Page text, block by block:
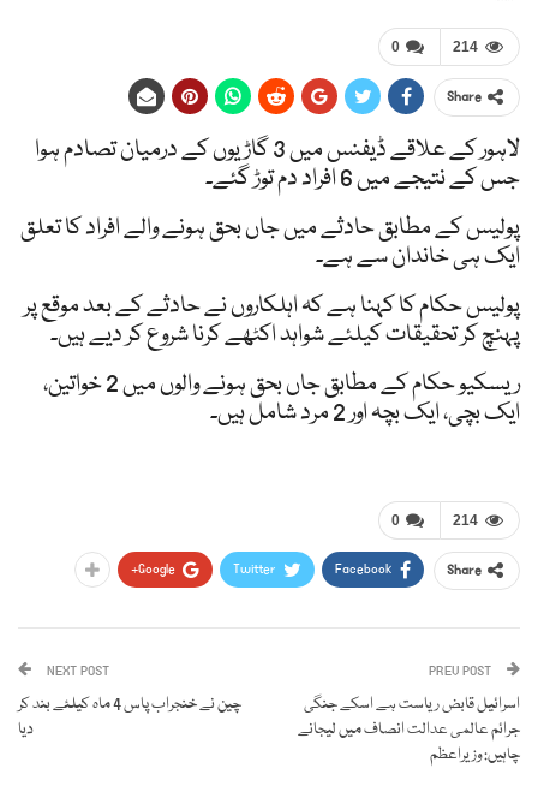
0 214
Share
لاہور کے علاقے ڈیفنس میں 3 گاڑیوں کے درمیان تصادم ہوا
جس کے نتیجے میں 6 افراد دم توڑ گئے۔
پولیس کے مطابق حادثے میں جاں بحق ہونے والے افراد کا تعلق
ایک ہی خاندان سے ہے۔
پولیس حکام کا کہنا ہے کہ اہلکاروں نے حادثے کے بعد موقع پر
پہنچ کر تحقیقات کیلئے شواہد اکٹھے کرنا شروع کر دیے ہیں۔
ریسکیو حکام کے مطابق جاں بحق ہونے والوں میں 2 خواتین،
ایک بچی، ایک بچہ اور 2 مرد شامل ہیں۔
0 214
Share
Facebook
Twitter
Google+
اسرائیل قابض ریاست ہے اسکے جنگی
جرائم عالمی عدالت انصاف میں لیجانے
چاہیں: وزیراعظم
NEXT POST
چین نے خنجراب پاس 4 ماہ کیلئے بند کر
دیا